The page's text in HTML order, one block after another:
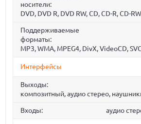
носители:
DVD, DVD R, DVD RW, CD, CD-R, CD-RW
Поддерживаемые
форматы:
MP3, WMA, MPEG4, DivX, VideoCD,
Интерфейсы
Выходы:
композитный, аудио стерео,
Входы: аудио